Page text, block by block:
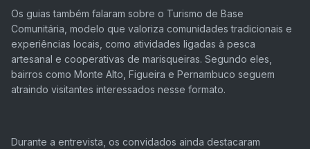
Os guias também falaram sobre o Turismo de Base
Comunitária, modelo que valoriza comunidades tradicionais e
experiências locais, como atividades ligadas à pesca
artesanal e cooperativas de marisqueiras. Segundo eles,
bairros como Monte Alto, Figueira e Pernambuco seguem
atraindo visitantes interessados nesse formato.
Durante a entrevista, os convidados ainda destacaram